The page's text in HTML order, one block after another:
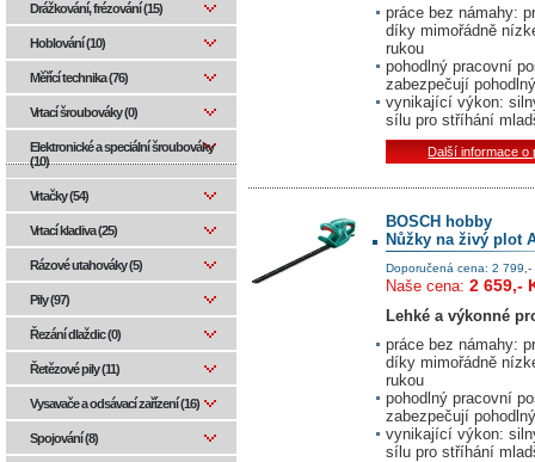
práce bez námahy:
díky mimořádně
rukou
pohodlný pracovní
zabezpečují
vynikající výkon:
sílu pro stříhání
Další informace o
BOSCH hobby
Nůžky na živý plot
Doporučená cena: 2 799,-
Naše cena: 2 659,-
Lehké a výkonné
práce bez námahy:
díky mimořádně
rukou
pohodlný pracovní
zabezpečují
vynikající výkon:
sílu pro stříhání
Drážkování, frézování (15)
Hoblování (10)
Měřící technika (76)
Vrtací šroubováky (0)
Elektronické a speciální šroubováky
(10)
Vrtačky (54)
Vrtací kladiva (25)
Rázové utahováky (5)
Pily (97)
Řezání dlaždic (0)
Řetězové pily (11)
Vysavače a odsávací zařízení (16)
Spojování (8)